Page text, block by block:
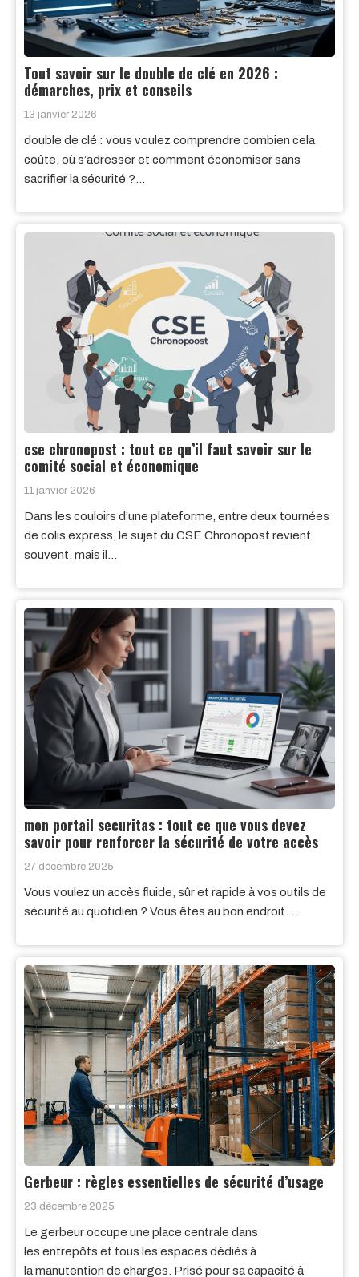
Tout savoir sur le double de clé en 2026 :
démarches, prix et conseils
13 janvier 2026
double de clé : vous voulez comprendre combien cela
coûte, où s’adresser et comment économiser sans
sacrifier la sécurité ?…
cse chronopost : tout ce qu’il faut savoir sur le
comité social et économique
11 janvier 2026
Dans les couloirs d’une plateforme, entre deux tournées
de colis express, le sujet du CSE Chronopost revient
souvent, mais il…
mon portail securitas : tout ce que vous devez
savoir pour renforcer la sécurité de votre accès
27 décembre 2025
Vous voulez un accès fluide, sûr et rapide à vos outils de
sécurité au quotidien ? Vous êtes au bon endroit….
Gerbeur : règles essentielles de sécurité d’usage
23 décembre 2025
Le gerbeur occupe une place centrale dans
les entrepôts et tous les espaces dédiés à
la manutention de charges. Prisé pour sa capacité à